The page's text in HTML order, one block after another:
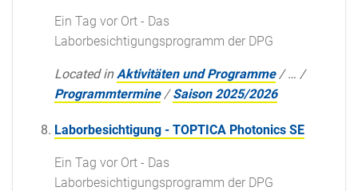
Ein Tag vor Ort - Das
Laborbesichtigungsprogramm der DPG
Located in Aktivitäten und Programme /… /
Programmtermine /Saison 2025/2026
Laborbesichtigung - TOPTICA Photonics SE
Ein Tag vor Ort - Das
Laborbesichtigungsprogramm der DPG